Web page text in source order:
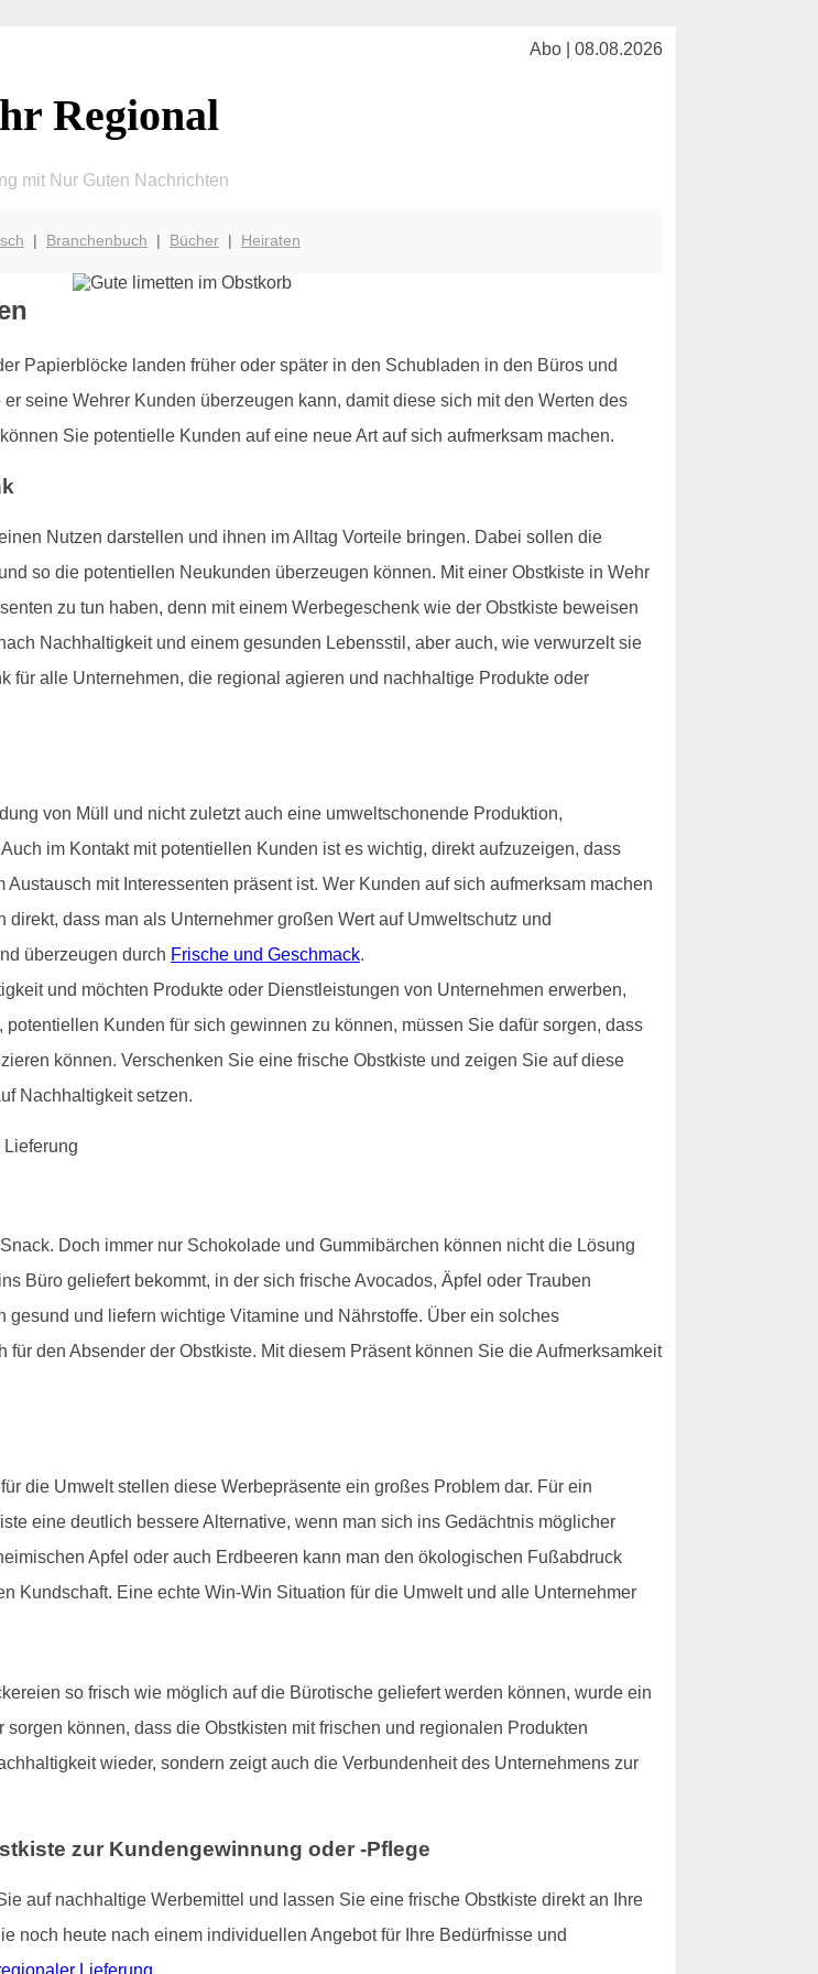
Abo | 08.08.2026
Regional
mit Nur Guten Nachrichten
| Branchenbuch | Bücher| Heiraten
Papierblöcke landen früher oder später in den Schubladen in den Büros und
seine Wehrer Kunden überzeugen kann, damit diese sich mit den Werten des
Sie potentielle Kunden auf eine neue Art auf sich aufmerksam machen.
Nutzen darstellen und ihnen im Alltag Vorteile bringen. Dabei sollen die
so die potentiellen Neukunden überzeugen können. Mit einer Obstkiste in Wehr
zu tun haben, denn mit einem Werbegeschenk wie der Obstkiste beweisen
Nachhaltigkeit und einem gesunden Lebensstil, aber auch, wie verwurzelt sie
für alle Unternehmen, die regional agieren und nachhaltige Produkte oder
von Müll und nicht zuletzt auch eine umweltschonende Produktion,
im Kontakt mit potentiellen Kunden ist es wichtig, direkt aufzuzeigen, dass
mit Interessenten präsent ist. Wer Kunden auf sich aufmerksam machen
dass man als Unternehmer großen Wert auf Umweltschutz und
überzeugen durch Frische und Geschmack.
und möchten Produkte oder Dienstleistungen von Unternehmen erwerben,
Kunden für sich gewinnen zu können, müssen Sie dafür sorgen, dass
können. Verschenken Sie eine frische Obstkiste und zeigen Sie auf diese
Nachhaltigkeit setzen.
Doch immer nur Schokolade und Gummibärchen können nicht die Lösung
Büro geliefert bekommt, in der sich frische Avocados, Äpfel oder Trauben
und liefern wichtige Vitamine und Nährstoffe. Über ein solches
den Absender der Obstkiste. Mit diesem Präsent können Sie die Aufmerksamkeit
die Umwelt stellen diese Werbepräsente ein großes Problem dar. Für ein
eine deutlich bessere Alternative, wenn man sich ins Gedächtnis möglicher
Apfel oder auch Erdbeeren kann man den ökologischen Fußabdruck
Kundschaft. Eine echte Win-Win Situation für die Umwelt und alle Unternehmer
so frisch wie möglich auf die Bürotische geliefert werden können, wurde ein
können, dass die Obstkisten mit frischen und regionalen Produkten
wieder, sondern zeigt auch die Verbundenheit des Unternehmens zur
zur Kundengewinnung oder -Pflege
auf nachhaltige Werbemittel und lassen Sie eine frische Obstkiste direkt an Ihre
noch heute nach einem individuellen Angebot für Ihre Bedürfnisse und
Lieferung